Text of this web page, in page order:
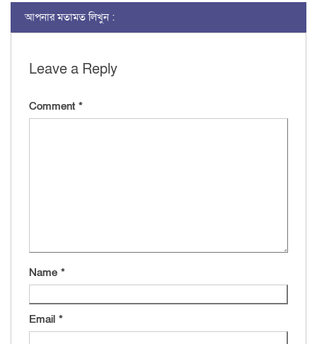
আপনার মতামত লিখুন :
Leave a Reply
Comment *
Name *
Email *